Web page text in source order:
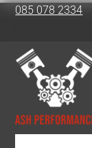
085 078 2334